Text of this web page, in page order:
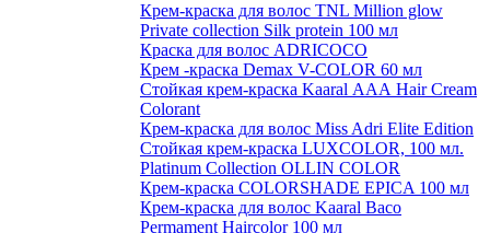
Крем-краска для волос TNL Million glow
Private collection Silk protein 100 мл
Краска для волос ADRICOCO
Крем -краска Demax V-COLOR 60 мл
Стойкая крем-краска Kaaral ААА Hair Cream
Colorant
Крем-краска для волос Miss Adri Elite Edition
Стойкая крем-краска LUXCOLOR, 100 мл.
Platinum Collection OLLIN COLOR
Крем-краска COLORSHADE EPICA 100 мл
Крем-краска для волос Kaaral Baco
Permament Haircolor 100 мл